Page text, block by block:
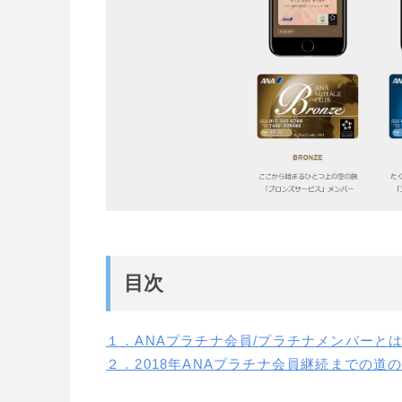
目次
１．ANAプラチナ会員/プラチナメンバーと
２．2018年ANAプラチナ会員継続までの道